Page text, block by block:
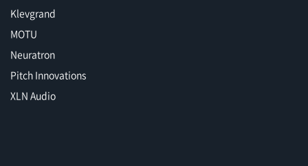
Klevgrand
MOTU
Neuratron
Pitch Innovations
XLN Audio